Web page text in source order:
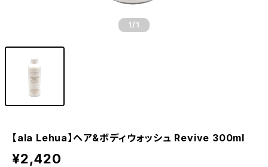
1 /1
【ala Lehua】ヘア&ボディウォッシュ Revive 300ml
¥2,420